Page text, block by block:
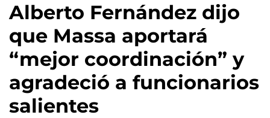
Alberto Fernández dijo
que Massa aportará
“mejor coordinación” y
agradeció a funcionarios
salientes